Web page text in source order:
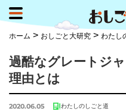
ホーム > おしごと大研究 > わたし
過酷なグレートジ
理由とは
2020.06.05 わたしのしごと道